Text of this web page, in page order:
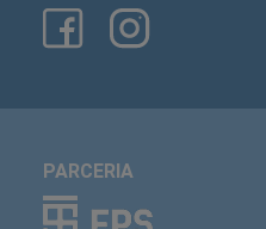
PARCERIA